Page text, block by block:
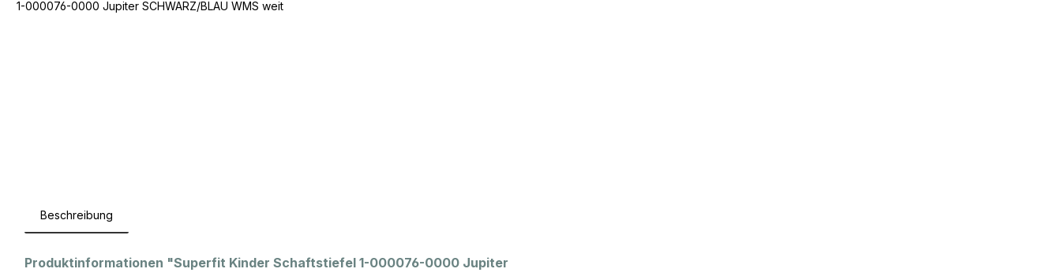
Beschreibung
Produktinformationen "Superfit Kinder Schaftstiefel 1-000076-0000 Jupiter